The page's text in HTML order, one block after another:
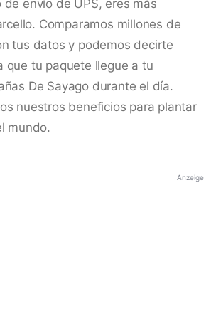
de envío de UPS, eres más
Comparamos millones de
tus datos y podemos decirte
que tu paquete llegue a tu
De Sayago durante el día.
nuestros beneficios para plantar
mundo.
Anzeige